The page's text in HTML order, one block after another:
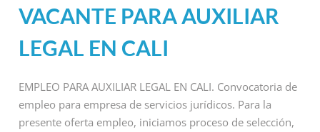
VACANTE PARA AUXILIAR
LEGAL EN CALI
EMPLEO PARA AUXILIAR LEGAL EN CALI. Convocatoria de
empleo para empresa de servicios jurídicos. Para la
presente oferta empleo, iniciamos proceso de selección,